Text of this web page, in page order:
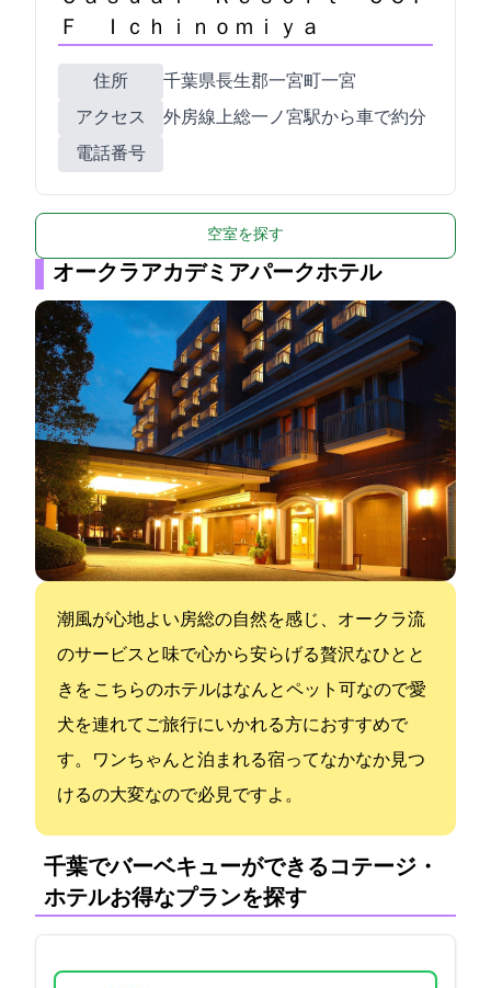
Ｆ Ｉｃｈｉｎｏｍｉｙａ
住所
千葉県長生郡一宮町一宮10007
アクセス
JR外房線上総一ノ宮駅から車で約10分
電話番号
空室を探す
オークラアカデミアパークホテル
潮風が心地よい房総の自然を感じ、オークラ流
のサービスと味で心から安らげる贅沢なひとと
きを… こちらのホテルはなんとペット可なので愛
犬を連れてご旅行にいかれる方におすすめで
す。ワンちゃんと泊まれる宿ってなかなか見つ
けるの大変なので必見ですよ。
千葉でバーベキューができるコテージ・
ホテル:お得なプランを探す